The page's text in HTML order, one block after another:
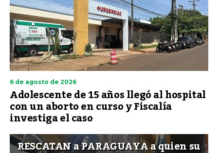
6 de agosto de 2026
Adolescente de 15 años llegó al hospital
con un aborto en curso y Fiscalía
investiga el caso
RESCATAN a PARAGUAYA a quien su